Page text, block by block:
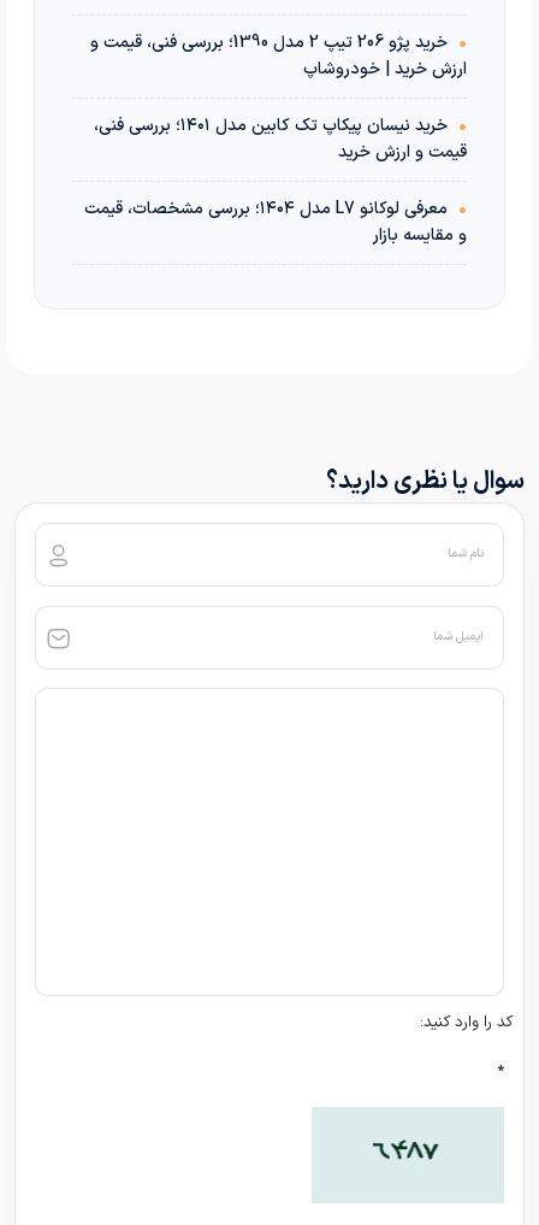
•
خرید پژو 206 تیپ 2 مدل 1390؛ بررسی فنی، قیمت و
ارزش خرید | خودروشاپ
•
خرید نیسان پیکاپ تک کابین مدل ۱۴۰۱؛ بررسی فنی،
قیمت و ارزش خرید
•
معرفی لوکانو L7 مدل ۱۴۰۴؛ بررسی مشخصات، قیمت
و مقایسه بازار
سوال یا نظری دارید؟
نام شما
ایمیل شما
کد را وارد کنید:
*